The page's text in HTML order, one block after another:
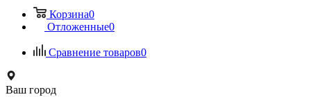
Корзина0
Отложенные0
Сравнение товаров0
Ваш город